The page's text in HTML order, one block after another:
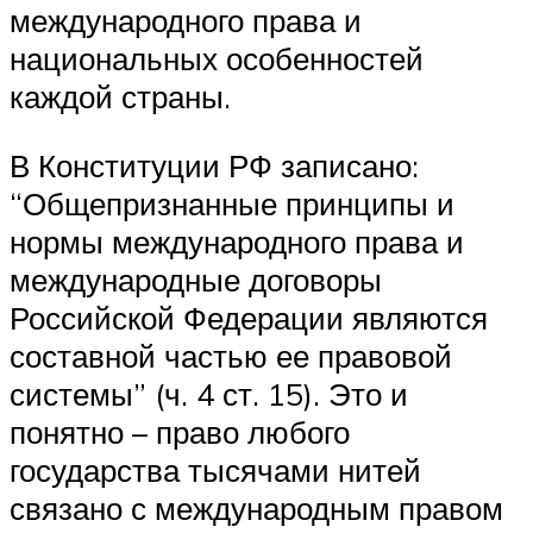
международного права и
национальных особенностей
каждой страны.
В Конституции РФ записано:
“Общепризнанные принципы и
нормы международного права и
международные договоры
Российской Федерации являются
составной частью ее правовой
системы” (ч. 4 ст. 15). Это и
понятно – право любого
государства тысячами нитей
связано с международным правом